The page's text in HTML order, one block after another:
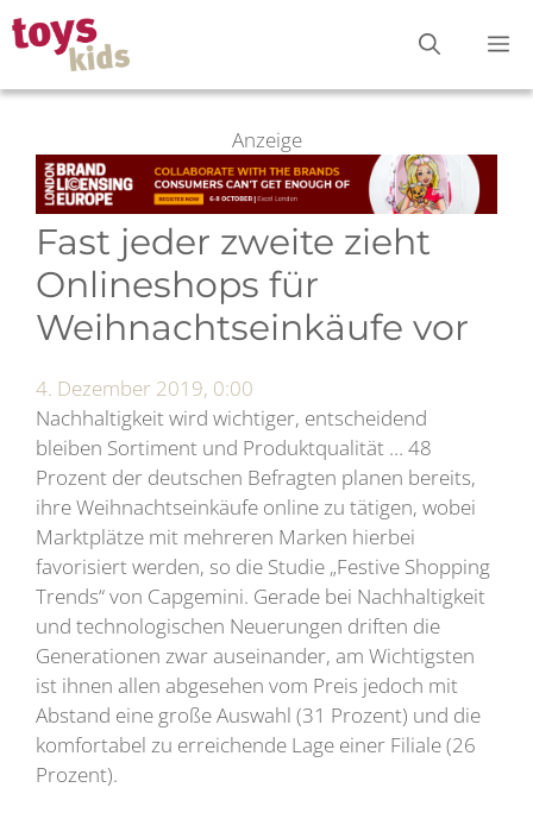
Zum
Inhalt
springen
Anzeige
Fast jeder zweite zieht
Onlineshops für
Weihnachtseinkäufe vor
4. Dezember 2019, 0:00
Nachhaltigkeit wird wichtiger, entscheidend
bleiben Sortiment und Produktqualität … 48
Prozent der deutschen Befragten planen bereits,
ihre Weihnachtseinkäufe online zu tätigen, wobei
Marktplätze mit mehreren Marken hierbei
favorisiert werden, so die Studie „Festive Shopping
Trends“ von Capgemini. Gerade bei Nachhaltigkeit
und technologischen Neuerungen driften die
Generationen zwar auseinander, am Wichtigsten
ist ihnen allen abgesehen vom Preis jedoch mit
Abstand eine große Auswahl (31 Prozent) und die
komfortabel zu erreichende Lage einer Filiale (26
Prozent).